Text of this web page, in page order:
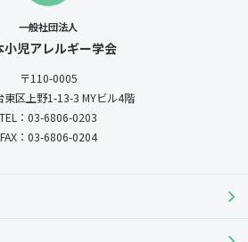
一般社団法人
小児アレルギー学会
〒110-0005
東区上野1-13-3 MYビル4階
TEL：03-6806-0203
FAX：03-6806-0204